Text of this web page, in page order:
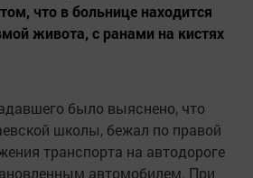
что в больнице находится
живота, с ранами на кистях
было выяснено, что
школы, бежал по правой
транспорта на автодороге
автомобилем. При